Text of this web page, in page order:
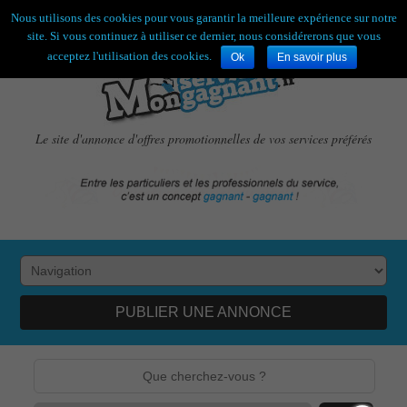
Bienvenue,visiteur ![S'enregistrer|Connexion]
Le site d'annonce d'offres promotionnelles de vos services préférés
PUBLIER UNE ANNONCE
Nous utilisons des cookies pour vous garantir la meilleure expérience sur notre
site. Si vous continuez à utiliser ce dernier, nous considérerons que vous
acceptez l'utilisation des cookies.
Ok En savoir plus